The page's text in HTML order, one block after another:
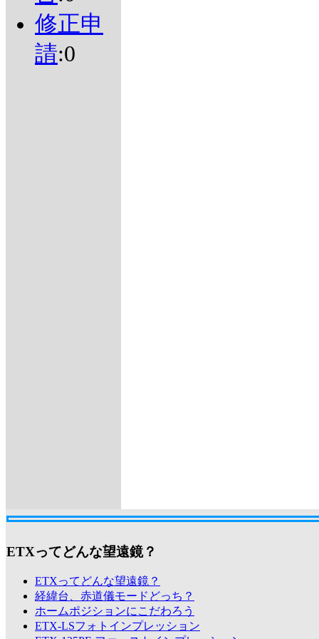
修正申
請:0
ETXってどんな望遠鏡？
ETXってどんな望遠鏡？
経緯台、赤道儀モードどっち？
ホームポジションにこだわろう
ETX-LSフォトインプレッション